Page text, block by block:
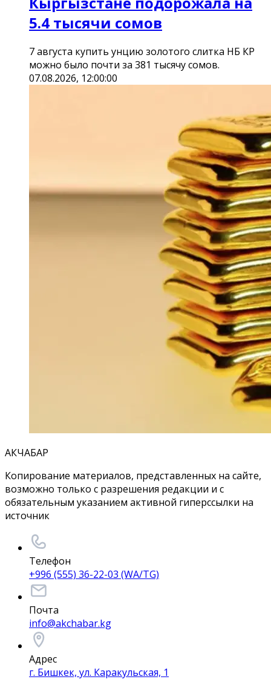
5.4 тысячи сомов
7 августа купить унцию золотого слитка НБ КР
можно было почти за 381 тысячу сомов.
07.08.2026, 12:00:00
АКЧАБАР
Копирование материалов, представленных на сайте,
возможно только с разрешения редакции и с
обязательным указанием активной гиперссылки на
источник
Телефон
+996 (555) 36-22-03 (WA/TG)
Почта
info@akchabar.kg
Адрес
г. Бишкек, ул. Каракульская, 1